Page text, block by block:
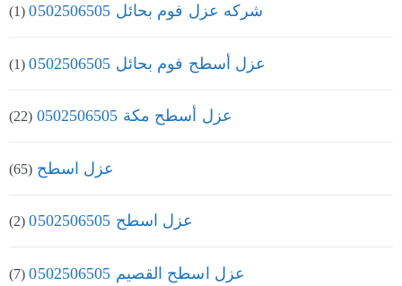
شركه عزل فوم بحائل 0502506505 (1)
عزل أسطح فوم بحائل 0502506505 (1)
عزل أسطح مكة 0502506505 (22)
عزل اسطح (65)
عزل اسطح 0502506505 (2)
عزل اسطح القصيم 0502506505 (7)